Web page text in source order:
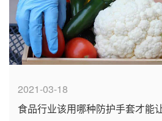
2021-03-18
食品行业该用哪种防护手套才能